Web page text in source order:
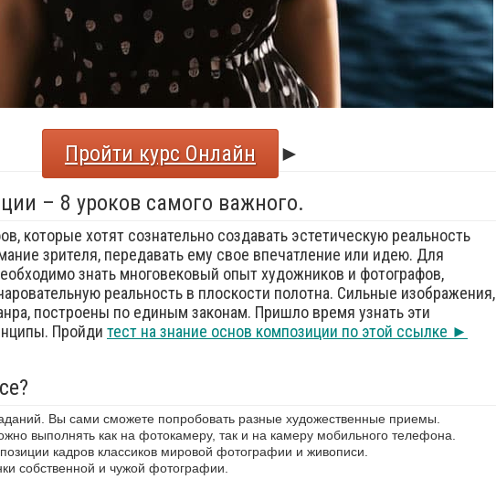
Пройти курс Онлайн
►
– 8 уроков самого важного.
которые хотят сознательно создавать эстетическую реальность
зрителя, передавать ему свое впечатление или идею. Для
знать многовековый опыт художников и фотографов,
реальность в плоскости полотна. Сильные изображения,
построены по единым законам. Пришло время узнать эти
Пройди тест на знание основ композиции по этой ссылке ►
Вы сами сможете попробовать разные художественные приемы.
выполнять как на фотокамеру, так и на камеру мобильного телефона.
кадров классиков мировой фотографии и живописи.
собственной и чужой фотографии.